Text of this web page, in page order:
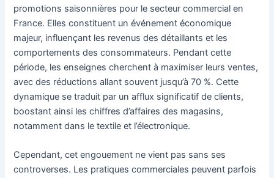
promotions saisonnières pour le secteur commercial en
France. Elles constituent un événement économique
majeur, influençant les revenus des détaillants et les
comportements des consommateurs. Pendant cette
période, les enseignes cherchent à maximiser leurs ventes,
avec des réductions allant souvent jusqu’à 70 %. Cette
dynamique se traduit par un afflux significatif de clients,
boostant ainsi les chiffres d’affaires des magasins,
notamment dans le textile et l’électronique.
Cependant, cet engouement ne vient pas sans ses
controverses. Les pratiques commerciales peuvent parfois